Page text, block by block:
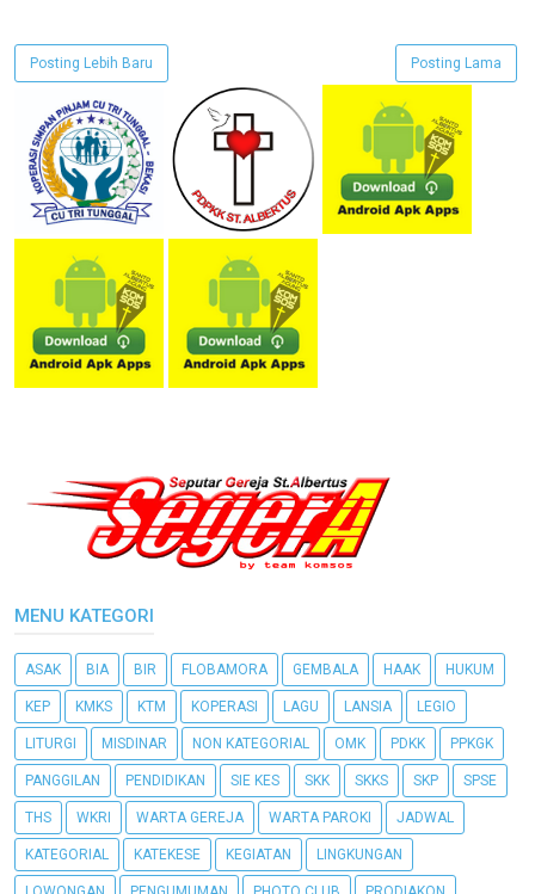
Posting Lebih Baru Posting Lama
MENU KATEGORI
ASAK BIA BIR FLOBAMORA GEMBALA HAAK HUKUM
KEP KMKS KTM KOPERASI LAGU LANSIA LEGIO
LITURGI MISDINAR NON KATEGORIAL OMK PDKK PPKGK
PANGGILAN PENDIDIKAN SIE KES SKK SKKS SKP SPSE
THS WKRI WARTA GEREJA WARTA PAROKI JADWAL
KATEGORIAL KATEKESE KEGIATAN LINGKUNGAN